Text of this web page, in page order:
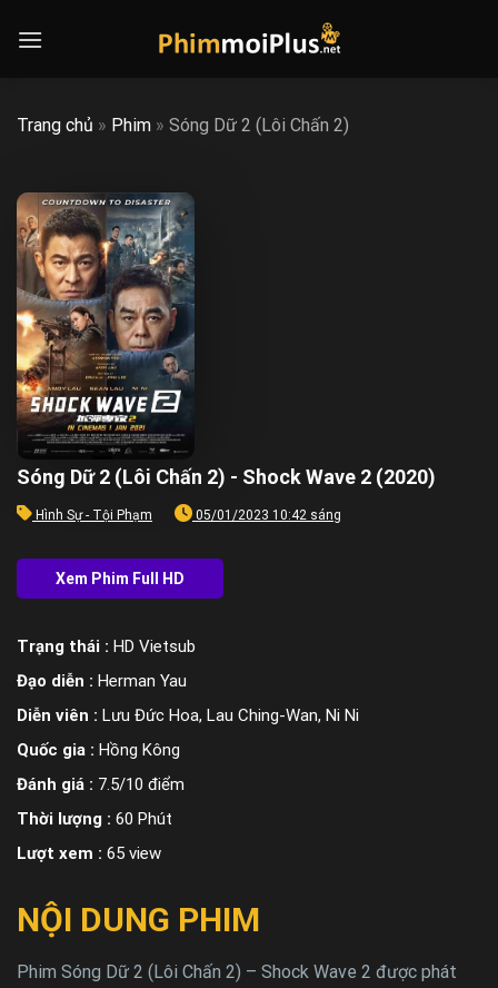
Trang chủ » Phim » Sóng Dữ 2 (Lôi Chấn 2)
Sóng Dữ 2 (Lôi Chấn 2) - Shock Wave 2 (2020)
Hình Sự - Tội Phạm 05/01/2023 10:42 sáng
Trạng thái : HD Vietsub
Đạo diễn : Herman Yau
Diễn viên : Lưu Đức Hoa, Lau Ching-Wan, Ni Ni
Quốc gia : Hồng Kông
Đánh giá : 7.5/10 điểm
Thời lượng : 60 Phút
Lượt xem : 65 view
NỘI DUNG PHIM
Phim Sóng Dữ 2 (Lôi Chấn 2) – Shock Wave 2 được phát